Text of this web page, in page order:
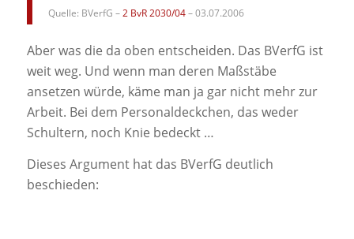
Quelle: BVerfG –2 BvR 2030/04– 03.07.2006
Aber was die da oben entscheiden. Das BVerfG ist
weit weg. Und wenn man deren Maßstäbe
ansetzen würde, käme man ja gar nicht mehr zur
Arbeit. Bei dem Personaldeckchen, das weder
Schultern, noch Knie bedeckt …
Dieses Argument hat das BVerfG deutlich
beschieden: